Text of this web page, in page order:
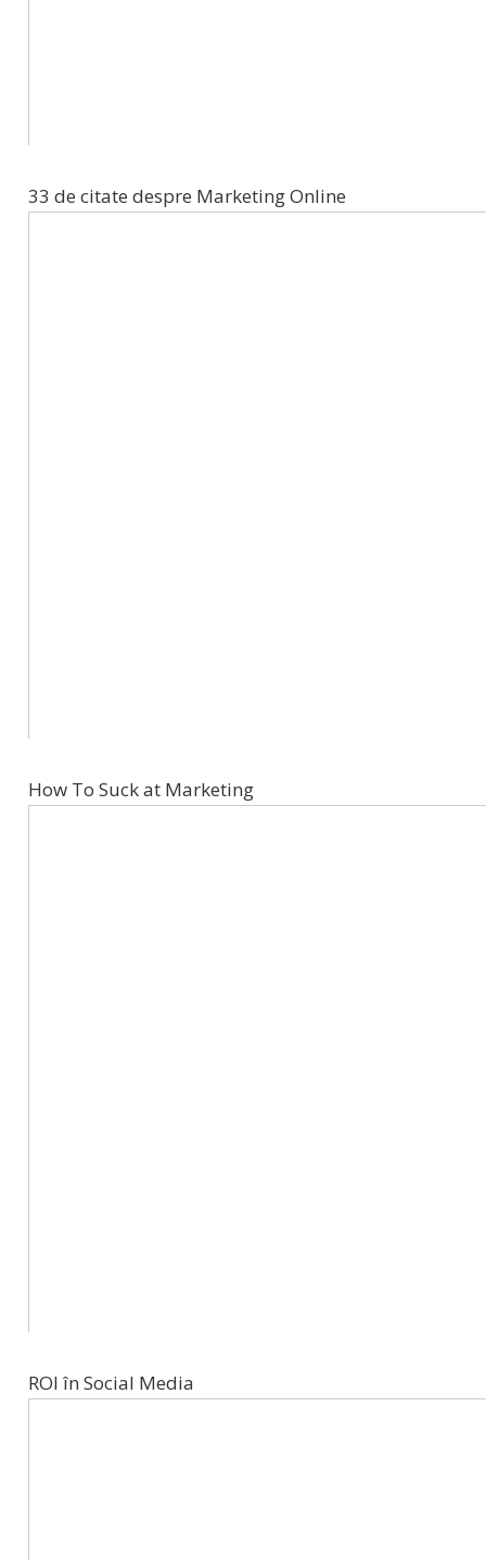
33 de citate despre Marketing Online
How To Suck at Marketing
ROI în Social Media